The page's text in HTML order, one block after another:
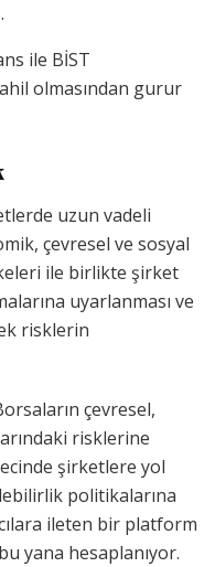
ile BİST
olmasından gurur
uzun vadeli
çevresel ve sosyal
ile birlikte şirket
uyarlanması ve
risklerin
çevresel,
risklerine
şirketlere yol
politikalarına
ileten bir platform
yana hesaplanıyor.